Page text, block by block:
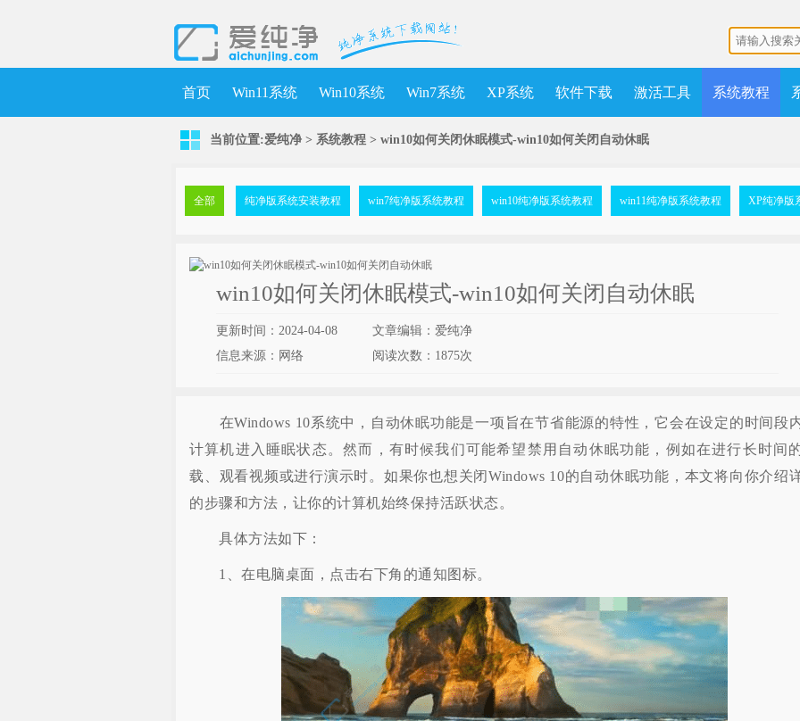
首页 Win11系统 Win10系统 Win7系统 XP系统 软件下载 激活工具 系统教程
当前位置:爱纯净 > 系统教程 > win10如何关闭休眠模式-win10如何关闭自动休眠
全部 纯净版系统安装教程 win7纯净版系统教程 win10纯净版系统教程 win11纯净版系统教程 XP纯净版
win10如何关闭休眠模式-win10如何关闭自动休眠
更新时间：2024-04-08
文章编辑：爱纯净
信息来源：网络
阅读次数： 1875次
在Windows 10系统中，自动休眠功能是一项旨在节省能源的特性，它会在设定的时间段
计算机进入睡眠状态。然而，有时候我们可能希望禁用自动休眠功能，例如在进行长时间
载、观看视频或进行演示时。如果你也想关闭Windows 10的自动休眠功能，本文将向你介绍
的步骤和方法，让你的计算机始终保持活跃状态。
具体方法如下：
1、在电脑桌面，点击右下角的通知图标。